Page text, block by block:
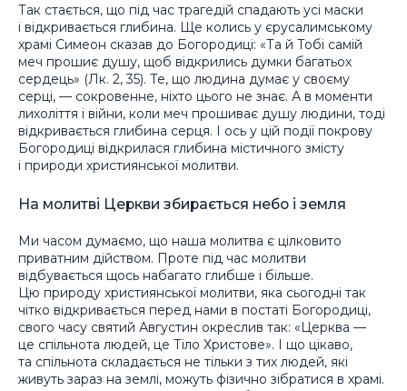
Так стається, що під час трагедій спадають усі маски
і відкривається глибина. Ще колись у єрусалимському
храмі Симеон сказав до Богородиці: «Та й Тобі самій
меч прошиє душу, щоб відкрились думки багатьох
сердець» (Лк. 2, 35). Те, що людина думає у своєму
серці, — сокровенне, ніхто цього не знає. А в моменти
лихоліття і війни, коли меч прошиває душу людини, тоді
відкривається глибина серця. І ось у цій події покрову
Богородиці відкрилася глибина містичного змісту
і природи християнської молитви.
На молитві Церкви збирається небо і земля
Ми часом думаємо, що наша молитва є цілковито
приватним дійством. Проте під час молитви
відбувається щось набагато глибше і більше.
Цю природу християнської молитви, яка сьогодні так
чітко відкривається перед нами в постаті Богородиці,
свого часу святий Августин окреслив так: «Церква —
це спільнота людей, це Тіло Христове». І що цікаво,
та спільнота складається не тільки з тих людей, які
живуть зараз на землі, можуть фізично зібратися в храмі.